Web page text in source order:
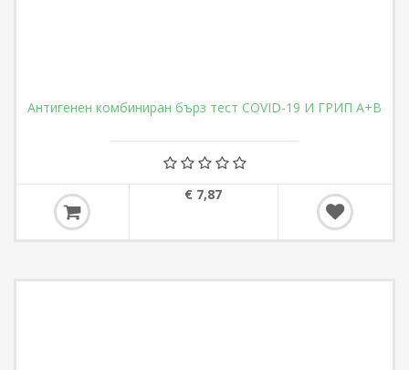
Антигенен комбиниран бърз тест COVID-19 И ГРИП А+В
€ 7,87